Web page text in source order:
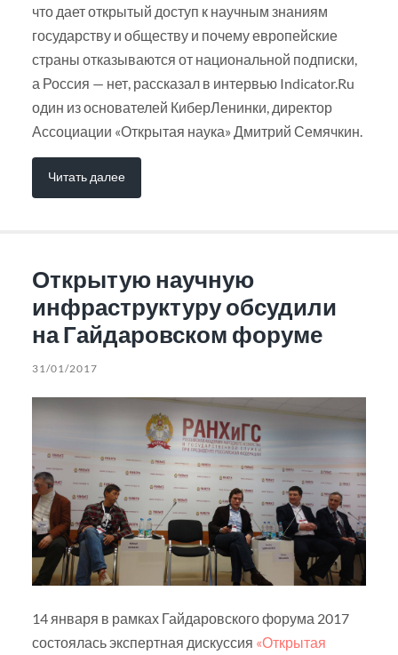
что дает открытый доступ к научным знаниям
государству и обществу и почему европейские
страны отказываются от национальной подписки,
а Россия — нет, рассказал в интервью Indicator.Ru
один из основателей КиберЛенинки, директор
Ассоциации «Открытая наука» Дмитрий Семячкин.
Читать далее
Открытую научную
инфраструктуру обсудили
на Гайдаровском форуме
31/01/2017
14 января в рамках Гайдаровского форума 2017
состоялась экспертная дискуссия «Открытая